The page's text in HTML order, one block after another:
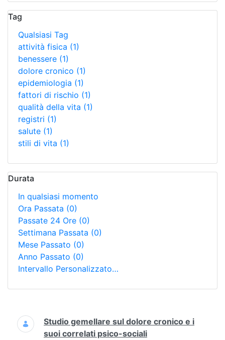
Tag
Qualsiasi Tag
attività fisica (1)
benessere (1)
dolore cronico (1)
epidemiologia (1)
fattori di rischio (1)
qualità della vita (1)
registri (1)
salute (1)
stili di vita (1)
Durata
In qualsiasi momento
Ora Passata (0)
Passate 24 Ore (0)
Settimana Passata (0)
Mese Passato (0)
Anno Passato (0)
Intervallo Personalizzato…
Ricerca
Studio gemellare sul dolore cronico e i
suoi correlati psico-sociali